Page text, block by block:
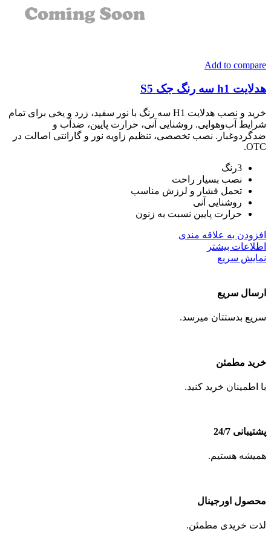
Add to compare
هدلایت h1 سه رنگ جک S5
خرید و نصب هدلایت H1 سه رنگ با نور سفید، زرد و یخی برای تمام
شرایط آب‌وهوایی. روشنایی آنی، حرارت پایین، ضدآب و
ضدگردوغبار. نصب تخصصی، تنظیم زاویه نور و گارانتی اصالت در
OTC.
3رنگ
نصب بسیار راحت
تحمل فشار و لرزش مناسب
روشنایی آنی
حرارت پایین نسبت به زنون
افزودن به علاقه مندی
اطلاعات بیشتر
نمایش سریع
ارسال سریع
سریع بدستتان میرسد.
خرید مطمئن
با اطمینان خرید کنید.
پشتیبانی 24/7
همیشه هستیم.
محصول اورجینال
لذت خریدی مطمئن.